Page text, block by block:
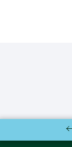
סכסוכים ומשא